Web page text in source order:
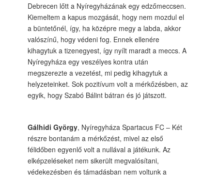
Debrecen lőtt a Nyíregyházának egy edzőmeccsen.
Kiemeltem a kapus mozgását, hogy nem mozdul el
a büntetőnél, így, ha középre megy a labda, akkor
valószínű, hogy védeni fog. Ennek ellenére
kihagytuk a tizenegyest, így nyílt maradt a meccs. A
Nyíregyháza egy veszélyes kontra után
megszerezte a vezetést, mi pedig kihagytuk a
helyzeteinket. Sok pozitívum volt a mérkőzésben, az
egyik, hogy Szabó Bálint bátran és jó játszott.
Gálhidi György, Nyíregyháza Spartacus FC – Két
részre bontanám a mérkőzést, mivel az első
félidőben egyenlő volt a nullával a játékunk. Az
elképzeléseket nem sikerült megvalósítani,
védekezésben és támadásban nem voltunk a